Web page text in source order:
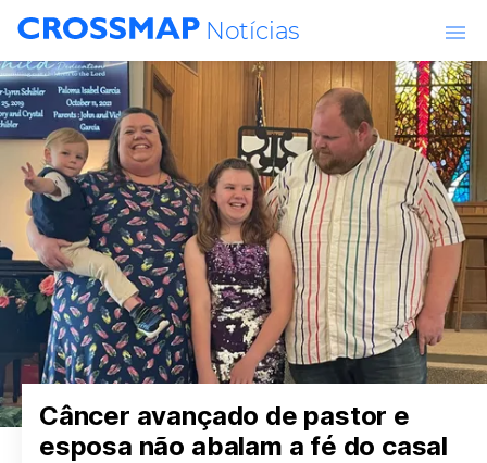
Skip to main content Notícias
Câncer avançado de pastor e
esposa não abalam a fé do casal
Mundo
Igreja e Ministério
Política
Cultura e Entretenimento
Opinião
Vida